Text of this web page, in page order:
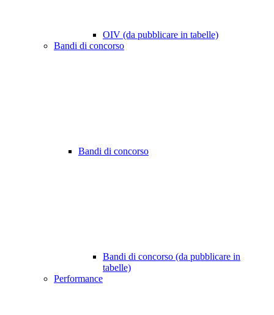
OIV (da pubblicare in tabelle)
Bandi di concorso
Bandi di concorso
Bandi di concorso (da pubblicare in
tabelle)
Performance